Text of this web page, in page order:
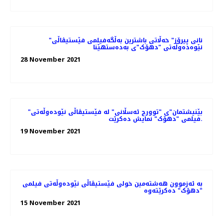
"نانی پیرۆز" خەڵاتی باشترین بەڵگەفیلمی فێستیڤاڵی
نێوەدەوڵەتی "دهۆک"ی بەدەستهێنا
28 November 2021
"بێنیشتمان"ی "توورج ئەسڵانی" لە فێستیڤاڵی نێودەوڵەتی
فیلمی "دهۆک" نمایش ده‌کرێت.
19 November 2021
بە ئەزموون هەشتەمین خولی فێستیڤاڵی نێودەوڵەتی فیلمی
"دهۆک" دەکرێتەوە
15 November 2021